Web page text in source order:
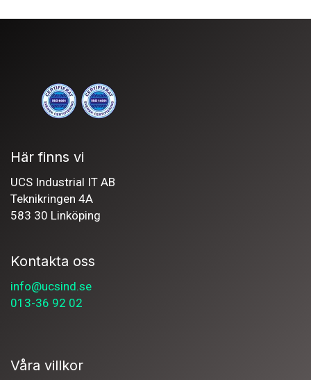
Här finns vi
UCS Industrial IT AB
Teknikringen 4A
583 30 Linköping
Kontakta oss
info@ucsind.se
013-36 92 02
Våra villkor